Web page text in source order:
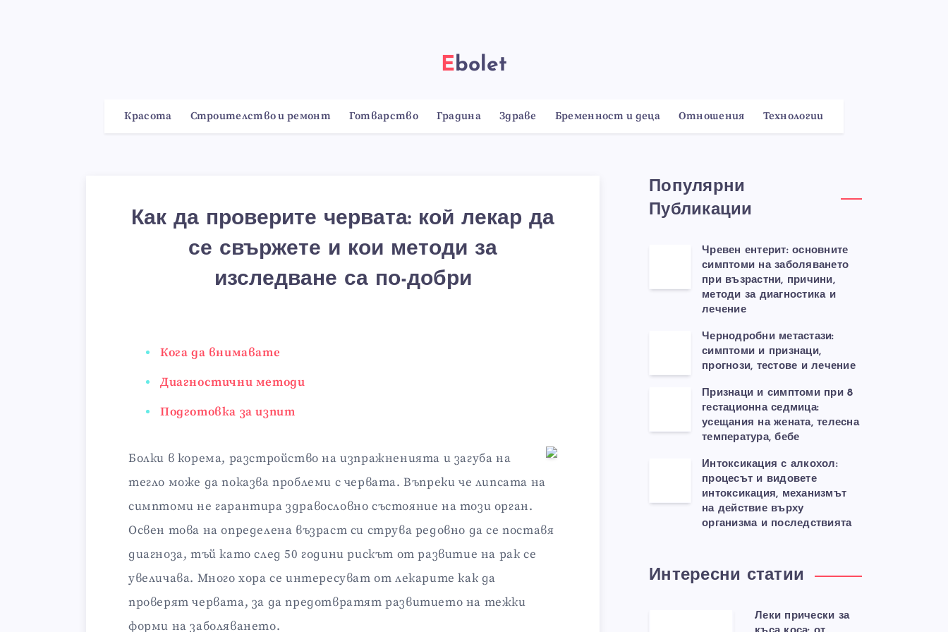
Ebolet
Красота Строителство и ремонт Готварство Градина Здраве Бременност и деца Отношения Технологии
Как да проверите червата: кой лекар да
се свържете и кои методи за
изследване са по-добри
Кога да внимавате
Диагностични методи
Подготовка за изпит
Болки в корема, разстройство на изпражненията и загуба на
тегло може да показва проблеми с червата. Въпреки че липсата на
симптоми не гарантира здравословно състояние на този орган.
Освен това на определена възраст си струва редовно да се поставя
диагноза, тъй като след 50 години рискът от развитие на рак се
увеличава. Много хора се интересуват от лекарите как да
проверят червата, за да предотвратят развитието на тежки
форми на заболяването.
Популярни
Публикации
Чревен ентерит: основните
симптоми на заболяването
при възрастни, причини,
методи за диагностика и
лечение
Чернодробни метастази:
симптоми и признаци,
прогнози, тестове и лечение
Признаци и симптоми при 8
гестационна седмица:
усещания на жената, телесна
температура, бебе
Интоксикация с алкохол:
процесът и видовете
интоксикация, механизмът
на действие върху
организма и последствията
Интересни статии
Леки прически за